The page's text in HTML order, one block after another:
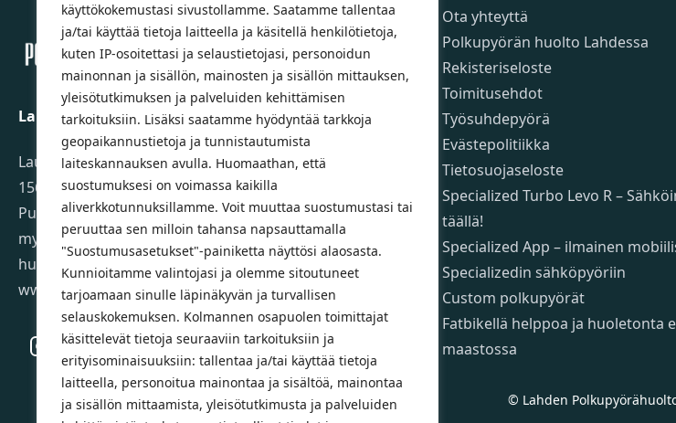
käyttökokemustasi sivustollamme. Saatamme tallentaa
ja/tai käyttää tietoja laitteella ja käsitellä henkilötietoja,
kuten IP-osoitettasi ja selaustietojasi, personoidun
mainonnan ja sisällön, mainosten ja sisällön mittauksen,
yleisötutkimuksen ja palveluiden kehittämisen
tarkoituksiin. Lisäksi saatamme hyödyntää tarkkoja
geopaikannustietoja ja tunnistautumista
laiteskannauksen avulla. Huomaathan, että
suostumuksesi on voimassa kaikilla
aliverkkotunnuksillamme. Voit muuttaa suostumustasi tai
peruuttaa sen milloin tahansa napsauttamalla
"Suostumusasetukset"-painiketta näyttösi alaosasta.
Kunnioitamme valintojasi ja olemme sitoutuneet
tarjoamaan sinulle läpinäkyvän ja turvallisen
selauskokemuksen. Kolmannen osapuolen toimittajat
käsittelevät tietoja seuraaviin tarkoituksiin ja
erityisominaisuuksiin: tallentaa ja/tai käyttää tietoja
laitteella, personoitua mainontaa ja sisältöä, mainontaa
ja sisällön mittaamista, yleisötutkimusta ja palveluiden
Lahden Polkupyörähuolto - etusivulle
Lahden Polkupyörähuolto Oy
Launeenkatu 80
15610 LAHTI
Puh. 03 733 9183
myynti@pyorakauppa.fi
huolto@pyorakauppa.fi
www.pyorakauppa.fi
InstagramFacebook
SivutOta yhteyttä
Polkupyörän huolto Lahdessa
Rekisteriseloste
Toimitusehdot
Työsuhdepyörä
Evästepolitiikka
Tietosuojaseloste
Specialized Turbo Levo R –
täällä!
Specialized App – ilmainen
Specializedin sähköpyöriin
Custom polkupyörät
Fatbikellä helppoa ja huoletonta
maastossa
© Lahden